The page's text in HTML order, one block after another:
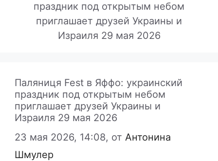
праздник под открытым небом
приглашает друзей Украины и
Израиля 29 мая 2026
Паляниця Fest в Яффо: украинский
праздник под открытым небом
приглашает друзей Украины и
Израиля 29 мая 2026
23 мая 2026, 14:08, от Антонина
Шмулер